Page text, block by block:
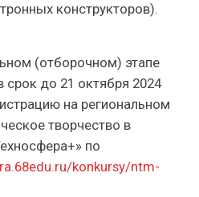
конструкторов).
(отборочном) этапе
до 21 октября 2024
на региональном
творчество в
по
konkursy/ntm-